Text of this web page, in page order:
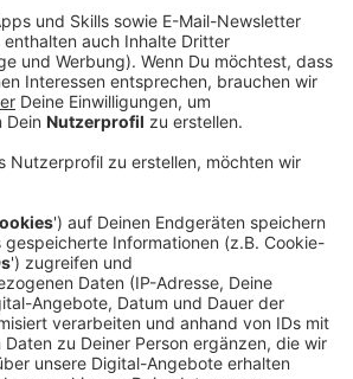
den Send, auf einen ähnlich
man nun auch gehofft. Das
dafür gesorgt, dass die
Mal geringer ausfielen.
bis zu 32 Grad, war es
dafür, dass die Besucher:innen
es sich in den Abendstunden dann
Sonntag die Sonne schien,
mehr Menschen den Schlossplatz
konnten voll besetzt ihre